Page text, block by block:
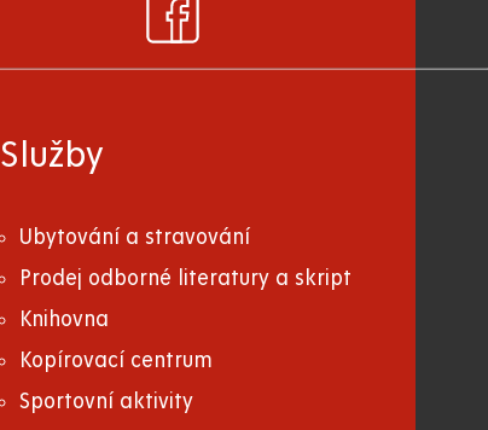
Služby
Ubytování a stravování
Prodej odborné literatury a skript
Knihovna
Kopírovací centrum
Sportovní aktivity